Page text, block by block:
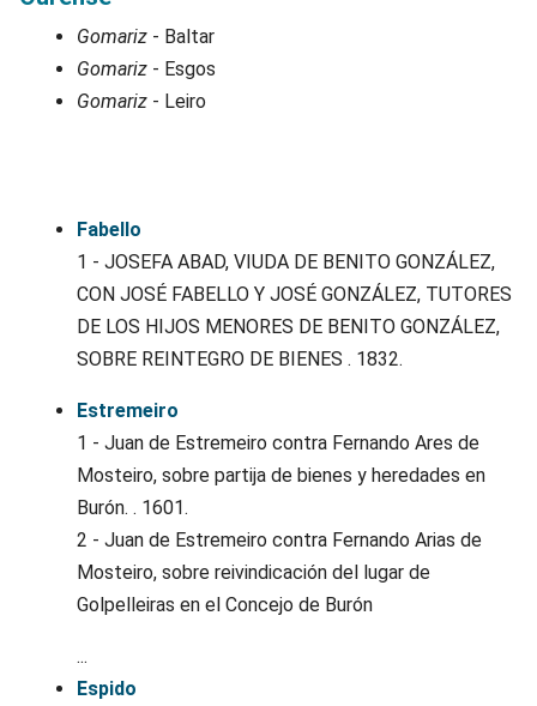
Gomariz - Baltar
Gomariz - Esgos
Gomariz - Leiro
Fabello
1 - JOSEFA ABAD, VIUDA DE BENITO GONZÁLEZ,
CON JOSÉ FABELLO Y JOSÉ GONZÁLEZ, TUTORES
DE LOS HIJOS MENORES DE BENITO GONZÁLEZ,
SOBRE REINTEGRO DE BIENES . 1832.
Estremeiro
1 - Juan de Estremeiro contra Fernando Ares de
Mosteiro, sobre partija de bienes y heredades en
Burón. . 1601.
2 - Juan de Estremeiro contra Fernando Arias de
Mosteiro, sobre reivindicación del lugar de
Golpelleiras en el Concejo de Burón
...
Espido